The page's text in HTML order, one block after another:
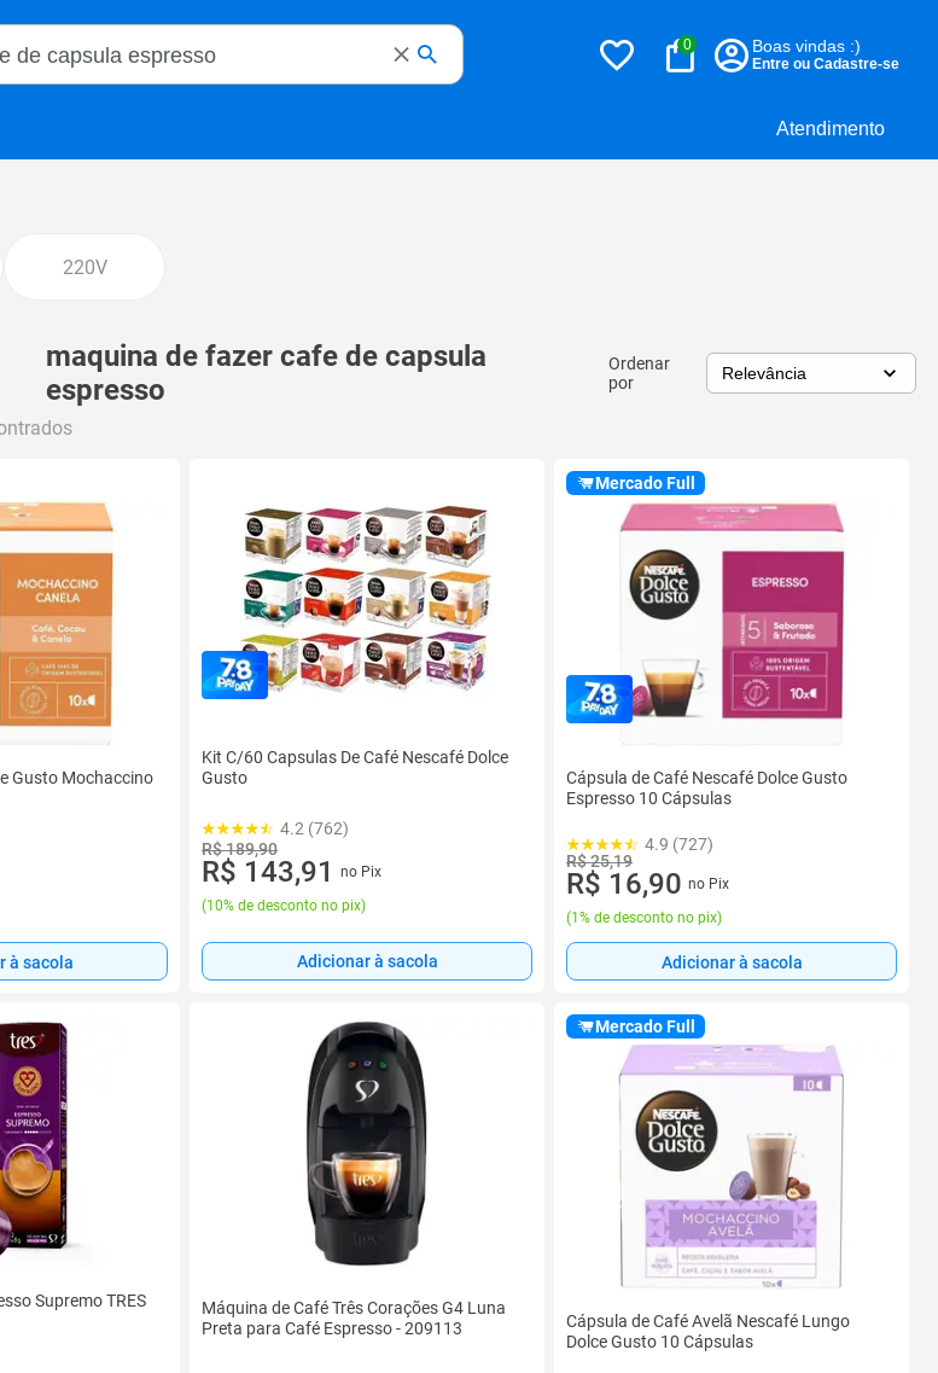
Atendimento
0 Boas vindas :)
Entre ou Cadastre-se
220V
maquina de fazer cafe de capsula
espresso
Ordenar
por
Gusto Mochaccino
à sacola
Kit C/60 Capsulas De Café Nescafé Dolce
Gusto
4.2 (762)
R$ 189,90
R$ 143,91
no Pix
(10% de desconto no pix)
Adicionar à sacola
Mercado Full
Cápsula de Café Nescafé Dolce Gusto
Espresso 10 Cápsulas
4.9 (727)
R$ 25,19
R$ 16,90 no Pix
(1% de desconto no pix)
Adicionar à sacola
Supremo TRES
Máquina de Café Três Corações G4 Luna
Preta para Café Espresso - 209113
Mercado Full
Cápsula de Café Avelã Nescafé Lungo
Dolce Gusto 10 Cápsulas